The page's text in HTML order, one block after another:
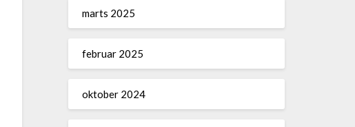
marts 2025
februar 2025
oktober 2024